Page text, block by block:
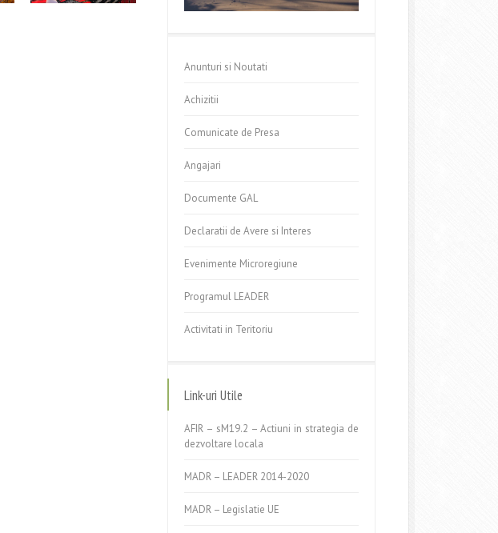
Anunturi si Noutati
Achizitii
Comunicate de Presa
Angajari
Documente GAL
Declaratii de Avere si Interes
Evenimente Microregiune
Programul LEADER
Activitati in Teritoriu
Link-uri Utile
AFIR – sM19.2 – Actiuni in strategia de
dezvoltare locala
MADR – LEADER 2014-2020
MADR – Legislatie UE